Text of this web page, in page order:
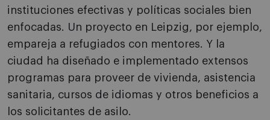
instituciones efectivas y políticas sociales bien
enfocadas. Un proyecto en Leipzig, por ejemplo,
empareja a refugiados con mentores. Y la
ciudad ha diseñado e implementado extensos
programas para proveer de vivienda, asistencia
sanitaria, cursos de idiomas y otros beneficios a
los solicitantes de asilo.